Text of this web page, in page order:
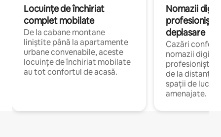
Locuințe de închiriat
complet mobilate
De la cabane montane
liniștite până la apartamente
urbane convenabile, aceste
locuințe de închiriat mobilate
au tot confortul de acasă.
Nomazii
profesioniștii
deplasare
Cazări
nomazii
profesioniștii
de la distanță,
spații de lucru
amenajate.